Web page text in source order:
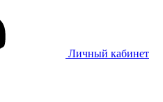
Личный кабинет